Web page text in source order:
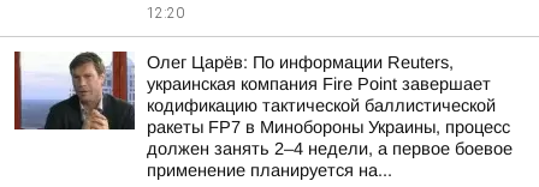
12:20
Олег Царёв: По информации Reuters,
украинская компания Fire Point завершает
кодификацию тактической баллистической
ракеты FP7 в Минобороны Украины, процесс
должен занять 2–4 недели, а первое боевое
применение планируется на...